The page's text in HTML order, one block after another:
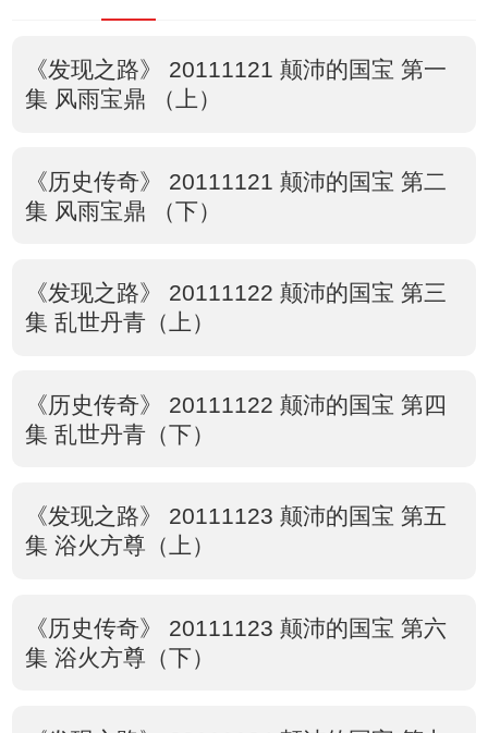
《发现之路》 20111121 颠沛的国宝 第一
集 风雨宝鼎 （上）
《历史传奇》 20111121 颠沛的国宝 第二
集 风雨宝鼎 （下）
《发现之路》 20111122 颠沛的国宝 第三
集 乱世丹青（上）
《历史传奇》 20111122 颠沛的国宝 第四
集 乱世丹青（下）
《发现之路》 20111123 颠沛的国宝 第五
集 浴火方尊（上）
《历史传奇》 20111123 颠沛的国宝 第六
集 浴火方尊（下）